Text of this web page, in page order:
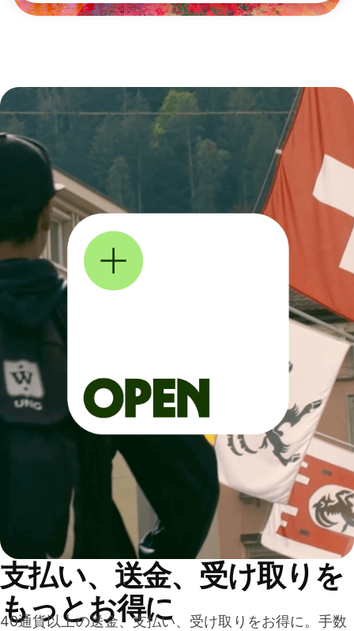
支払い、送金、受け取りを
もっとお得に
40通貨以上の送金、支払い、受け取りをお得に。手数